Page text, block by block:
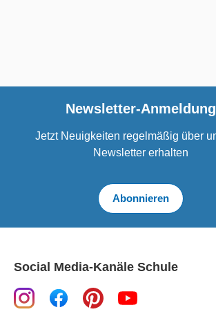
Newsletter-Anmeldung
Jetzt Neuigkeiten regelmäßig über
Newsletter erhalten
Abonnieren
Social Media-Kanäle Schule